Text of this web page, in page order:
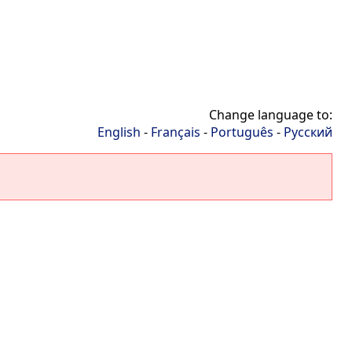
Change language to:
English - Français - Português - Русский